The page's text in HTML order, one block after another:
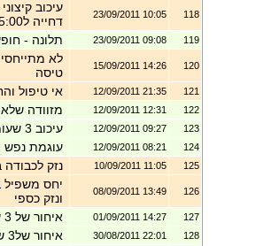
דחייה ל5:00
23/09/2011 10:05 118
תלונה - 23/09/2011 09:08 119
לא
טיסה
15/09/2011 14:26 120
אי טיפול 12/09/2011 21:35 121
מזוודה שלא 12/09/2011 12:31 122
עיכוב 3 שעות בטיסה, חוסר זיהוי נוסע, נזק למזוודה 12/09/2011 09:27 123
עוגמת נפש 12/09/2011 08:21 124
נזק לכבודה 10/09/2011 11:05 125
יחס משפיל
ונזק כספי
08/09/2011 13:49 126
איחור של 3 שעות בטיסה וטיפול מחפיר בנוסעים 01/09/2011 14:27 127
איחור של3 שעות בטיסה סדירה 30/08/2011 22:01 128